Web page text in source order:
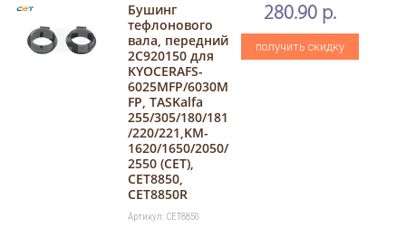
Бушинг
тефлонового
вала, передний
2C920150 для
KYOCERAFS-
6025MFP/6030M
FP, TASKalfa
255/305/180/181
/220/221,KM-
1620/1650/2050/
2550 (CET),
CET8850,
CET8850R
Артикул: CET8850
280.90 р.
получить скидку